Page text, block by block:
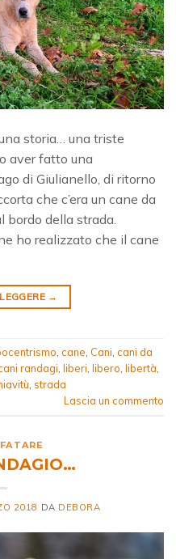
storia… una triste
aver fatto una
di Giulianello, di ritorno
che c’era un cane da
bordo della strada.
ho realizzato che il cane
→
, cane, Cani, cani da
randagi, liberi, libero, libertà,
, strada
Lascia un commento
2018 DA DEBORA